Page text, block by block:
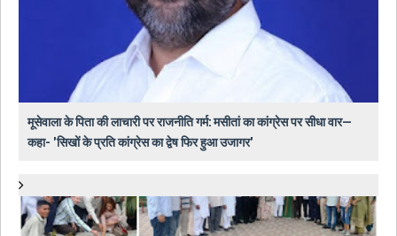
मूसेवाला के पिता की लाचारी पर राजनीति गर्म: मसीतां का कांग्रेस पर सीधा वार—
कहा- 'सिखों के प्रति कांग्रेस का द्वेष फिर हुआ उजागर'